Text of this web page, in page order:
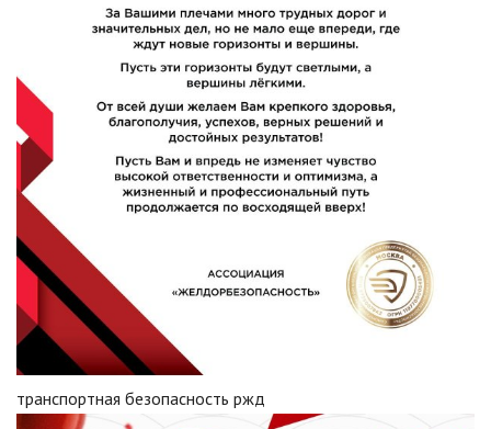
транспортная безопасность ржд